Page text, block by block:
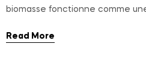
biomasse fonctionne comme
Read More